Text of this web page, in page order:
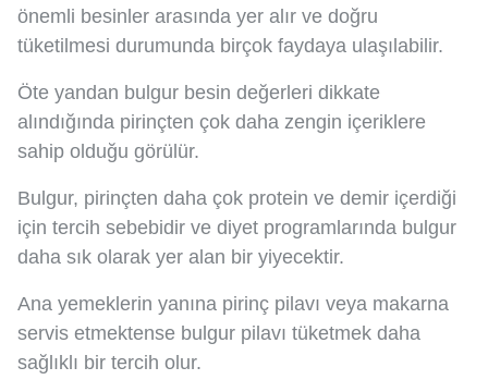
önemli besinler arasında yer alır ve doğru
tüketilmesi durumunda birçok faydaya ulaşılabilir.
Öte yandan bulgur besin değerleri dikkate
alındığında pirinçten çok daha zengin içeriklere
sahip olduğu görülür.
Bulgur, pirinçten daha çok protein ve demir içerdiği
için tercih sebebidir ve diyet programlarında bulgur
daha sık olarak yer alan bir yiyecektir.
Ana yemeklerin yanına pirinç pilavı veya makarna
servis etmektense bulgur pilavı tüketmek daha
sağlıklı bir tercih olur.